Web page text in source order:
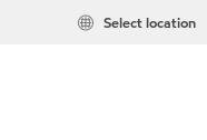
Select location